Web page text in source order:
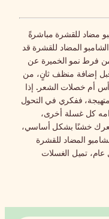
مضاد للقشرة مباشرةً
المضاد للقشرة قد
فرط نمو الخميرة عن
قبل إضافة منظف ثانٍ، من
أم خصلات الشعر. إذا
ففكري في التحول
كل غسلة أخرى،
شعرك خشنًا بشكل أساسي،
المضاد للقشرة
تميل الغسلات